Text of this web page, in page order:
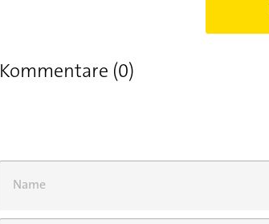
Kommentare (0)
Name